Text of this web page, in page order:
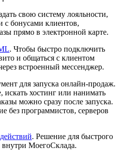
свою систему лояльности,
с бонусами клиентов,
прямо в электронной карте.
. Чтобы быстро подключить
и общаться с клиентом
встроенный мессенджер.
для запуска онлайн-продаж.
искать хостинг или нанимать
можно сразу после запуска.
без программистов, серверов
. Решение для быстрого
МоегоСклада.